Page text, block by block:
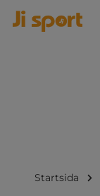
Startsida